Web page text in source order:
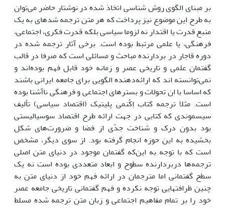
بر مبنای الگوی روش شناسی اتخاذ شده در نوشتار حاضر می‌توان
به طرح این موضوع نیز پرداخت که هر متن ترجمه شده­ای به یک
منبع قدرت یا اقتدار نه لزوما سیاسی بلکه قدرت فکری، اجتماعی،
فرهنگی، یا علمی مرتبط بوده است. برخی آثار ترجمه شده در
دوره قاجار در بردارنده مباحث و مسائلی است که صرفا در قالب
گفتمان علمی و تاریخی عصر و زمانه خود قابل فهم بوده‌اند و
نمی‌توانسته اند که ارائه‌دهنده الگویی برای جامعه ایرانی باشند
که اساسا با ان تحولات و بسترهای اجتماعی و فرهنگی ناآشنا بوده
است. مثلا ترجمه کتاب اِکُنمی پلیتیک (اقتصاد سیاسی) تألیف
سیسموندی که کتابی در جهت ارائه طرح اقتصاد سوسیالیستی
بود بدون درک و شناخت جدّی از فضا و ضرورت‌های شکل
بخشیده به این حوزه انجام گرفته بود. از سوی دیگر، مشخص
است که با توجه به این‌که گفتمان موجود در دنیای متن اصلی
ترجمه‌ها دربردارنده سطوح و ابعاد متعددی بوده است نه یک
سطح گفتمانی اما مترجمان در ارائه فهم خود از دنیای متن به
چنین ظرافت­هایی توجه نکرده و فهم گفتمانی تاریخی جامعه عصر
خود را بر تمام مفاهیم اجتماعی و زبان متن ترجمه شده مسلط